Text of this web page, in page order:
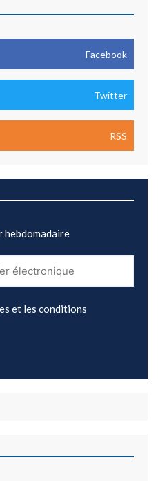
Facebook
Twitter
RSS
et les conditions